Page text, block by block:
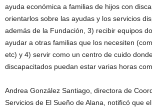
ayuda económica a familias de hijos con
orientarlos sobre las ayudas y los servicios
además de la Fundación, 3) recibir equipos
ayudar a otras familias que los necesiten
etc) y 4) servir como un centro de cuido
discapacitados puedan estar varias horas
Andrea González Santiago, directora de
Servicios de El Sueño de Alana, notificó que